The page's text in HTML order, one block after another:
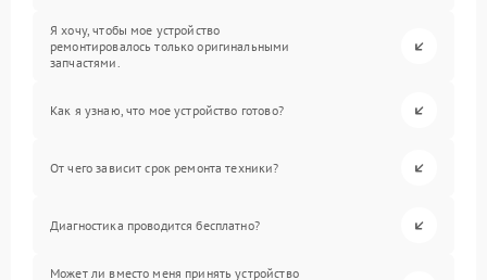
Я хочу, чтобы мое устройство
ремонтировалось только оригинальными
запчастями.
Как я узнаю, что мое устройство готово?
От чего зависит срок ремонта техники?
Диагностика проводится бесплатно?
Может ли вместо меня принять устройство